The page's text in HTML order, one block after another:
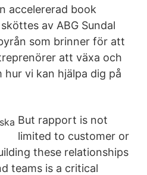
accelererad book
av ABG Sundal
som brinner för att
att växa och
hur vi kan hjälpa dig på
But rapport is not
limited to customer or
these relationships
teams is a critical